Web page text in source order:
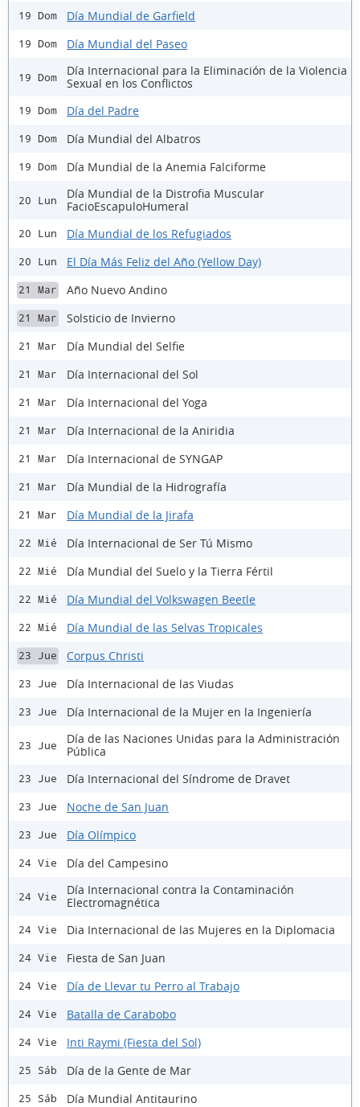
19 Dom Día Mundial de Garfield
19 Dom Día Mundial del Paseo
19 Dom
Día Internacional para la Eliminación de la Violencia
Sexual en los Conflictos
19 Dom Día del Padre
19 Dom Día Mundial del Albatros
19 Dom Día Mundial de la Anemia Falciforme
20 Lun
Día Mundial de la Distrofia Muscular
FacioEscapuloHumeral
20 Lun Día Mundial de los Refugiados
20 Lun El Día Más Feliz del Año (Yellow Day)
21 Mar Año Nuevo Andino
21 Mar Solsticio de Invierno
21 Mar Día Mundial del Selfie
21 Mar Día Internacional del Sol
21 Mar Día Internacional del Yoga
21 Mar Día Internacional de la Aniridia
21 Mar Día Internacional de SYNGAP
21 Mar Día Mundial de la Hidrografía
21 Mar Día Mundial de la Jirafa
22 Mié Día Internacional de Ser Tú Mismo
22 Mié Día Mundial del Suelo y la Tierra Fértil
22 Mié Día Mundial del Volkswagen Beetle
22 Mié Día Mundial de las Selvas Tropicales
23 Jue Corpus Christi
23 Jue Día Internacional de las Viudas
23 Jue Día Internacional de la Mujer en la Ingeniería
23 Jue
Día de las Naciones Unidas para la Administración
Pública
23 Jue Día Internacional del Síndrome de Dravet
23 Jue Noche de San Juan
23 Jue Día Olímpico
24 Vie Día del Campesino
24 Vie
Día Internacional contra la Contaminación
Electromagnética
24 Vie Dia Internacional de las Mujeres en la Diplomacia
24 Vie Fiesta de San Juan
24 Vie Día de Llevar tu Perro al Trabajo
24 Vie Batalla de Carabobo
24 Vie Inti Raymi (Fiesta del Sol)
25 Sáb Día de la Gente de Mar
25 Sáb Día Mundial Antitaurino